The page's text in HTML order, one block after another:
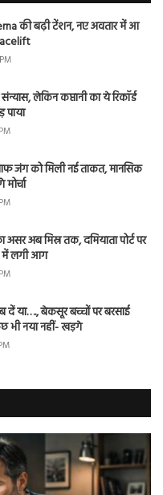
की बढ़ी टेंशन, नए अवतार में आ
लेकिन कप्तानी का ये रिकॉर्ड
जंग को मिली नई ताकत, मानसिक
असर अब मिस्र तक, दमियाता पोर्ट पर
में लगी आग
दें या…., बेकसूर बच्चों पर बरसाई
भी नया नहीं- खड़गे